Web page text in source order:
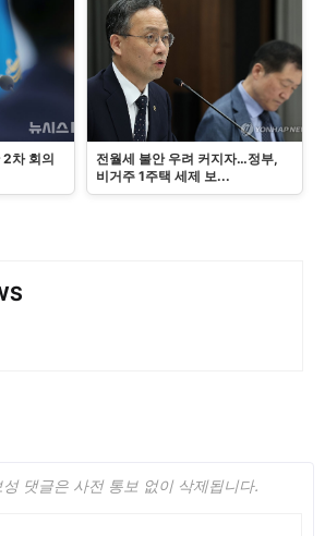
2차 회의
전월세 불안 우려 커지자…정부,
비거주 1주택 세제 보...
댓글은 사전 통보 없이 삭제됩니다.